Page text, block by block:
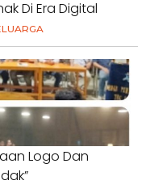
Di Era Digital
Logo Dan